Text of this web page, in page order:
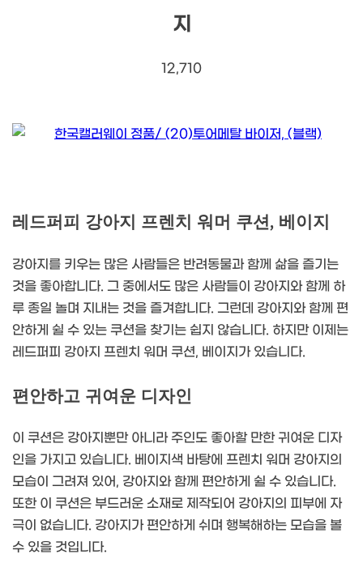
지
12,710
레드퍼피 강아지 프렌치 워머 쿠션, 베이지
강아지를 키우는 많은 사람들은 반려동물과 함께 삶을 즐기는
것을 좋아합니다. 그 중에서도 많은 사람들이 강아지와 함께 하
루 종일 놀며 지내는 것을 즐겨합니다. 그런데 강아지와 함께 편
안하게 쉴 수 있는 쿠션을 찾기는 쉽지 않습니다. 하지만 이제는
레드퍼피 강아지 프렌치 워머 쿠션, 베이지가 있습니다.
편안하고 귀여운 디자인
이 쿠션은 강아지뿐만 아니라 주인도 좋아할 만한 귀여운 디자
인을 가지고 있습니다. 베이지색 바탕에 프렌치 워머 강아지의
모습이 그려져 있어, 강아지와 함께 편안하게 쉴 수 있습니다.
또한 이 쿠션은 부드러운 소재로 제작되어 강아지의 피부에 자
극이 없습니다. 강아지가 편안하게 쉬며 행복해하는 모습을 볼
수 있을 것입니다.